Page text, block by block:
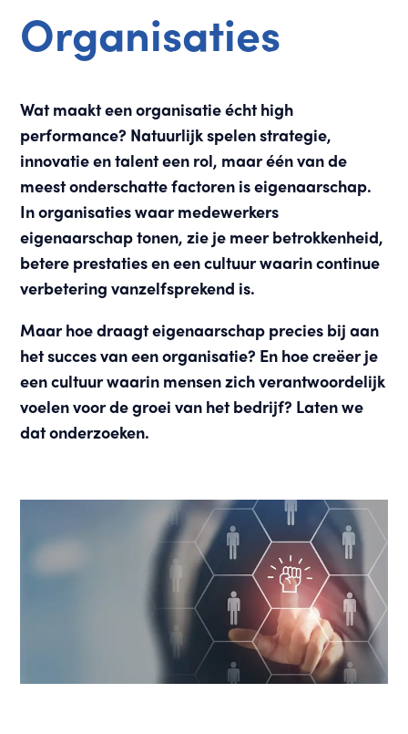
Organisaties
Wat maakt een organisatie écht high
performance? Natuurlijk spelen strategie,
innovatie en talent een rol, maar één van de
meest onderschatte factoren is eigenaarschap.
In organisaties waar medewerkers
eigenaarschap tonen, zie je meer betrokkenheid,
betere prestaties en een cultuur waarin continue
verbetering vanzelfsprekend is.
Maar hoe draagt eigenaarschap precies bij aan
het succes van een organisatie? En hoe creëer je
een cultuur waarin mensen zich verantwoordelijk
voelen voor de groei van het bedrijf? Laten we
dat onderzoeken.